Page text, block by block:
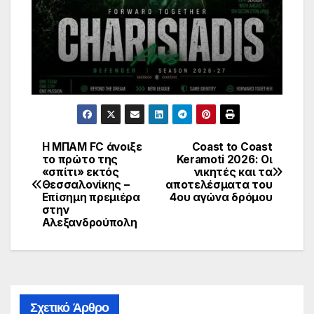
Πλοήγηση
άρθρων
Coast to Coast
Keramoti 2026: Οι
νικητές και τα
αποτελέσματα του
4ου αγώνα δρόμου
Η ΜΠΑΜ FC άνοιξε
το πρώτο της
«σπίτι» εκτός
Θεσσαλονίκης –
Επίσημη πρεμιέρα
στην
Αλεξανδρούπολη
Σχετικό Άρθρο